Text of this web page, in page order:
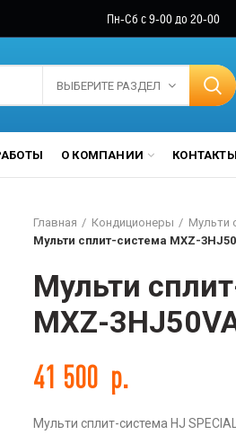
Пн-Сб с 9-00 до 20-00
ВЫБЕРИТЕ РАЗДЕЛ
О КОМПАНИИ КОНТАКТЫ
Главная Кондиционеры
Мульти
Мульти сплит-система MXZ-
Мульти
MXZ-
41 500 р.
Мульти сплит-система HJ